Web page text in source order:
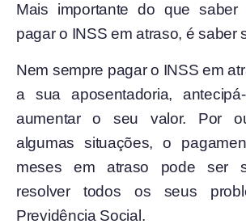
Mais importante do que saber
pagar o INSS em atraso, é saber
Nem sempre pagar o INSS em
a sua aposentadoria,
aumentar o seu valor. Por
algumas situações, o
meses em atraso pode ser
resolver todos os seus
Previdência Social.